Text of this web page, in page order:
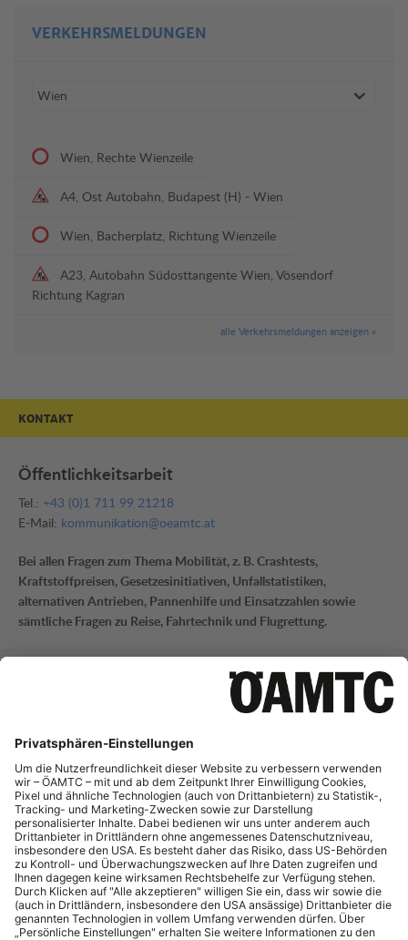
VERKEHRSMELDUNGEN
Wien, Rechte Wienzeile
A4, Ost Autobahn, Budapest (H) - Wien
Wien, Bacherplatz, Richtung Wienzeile
A23, Autobahn Südosttangente Wien, Vösendorf
Richtung Kagran
alle Verkehrsmeldungen anzeigen »
KONTAKT
Öffentlichkeitsarbeit
Tel.: +43 (0)1 711 99 21218
E-Mail: kommunikation@oeamtc.at
Bei allen Fragen zum Thema Mobilität, z. B. Crashtests,
Kraftstoffpreisen, Gesetzesinitiativen, Unfallstatistiken,
alternativen Antrieben, Pannenhilfe und Einsatzzahlen sowie
sämtliche Fragen zu Reise, Fahrtechnik und Flugrettung.
E-Mail:
mi-presse@oeamtc.at
Bei Fragen zur aktuellen Verkehrslage und Straßeninfrastruktur
sowie Telematik.
Portale